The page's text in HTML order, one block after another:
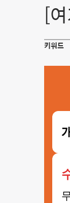
[
키워드